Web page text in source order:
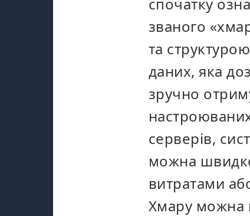
званого
та
даних, яка
зручно
серверів,
можна
витратами
Хмару можна